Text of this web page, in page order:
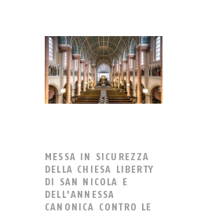
MESSA IN SICUREZZA
DELLA CHIESA LIBERTY
DI SAN NICOLA E
DELL'ANNESSA
CANONICA CONTRO LE